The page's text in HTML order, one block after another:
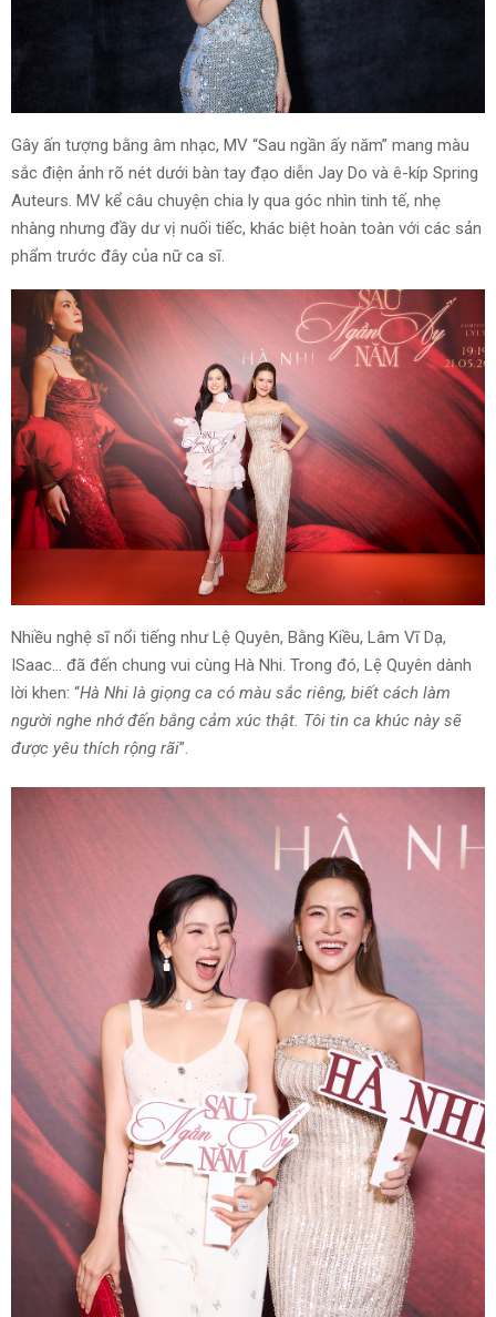
Gây ấn tượng bằng âm nhạc, MV “Sau ngần ấy năm” mang màu
sắc điện ảnh rõ nét dưới bàn tay đạo diễn Jay Do và ê-kíp Spring
Auteurs. MV kể câu chuyện chia ly qua góc nhìn tinh tế, nhẹ
nhàng nhưng đầy dư vị nuối tiếc, khác biệt hoàn toàn với các sản
phẩm trước đây của nữ ca sĩ.
Nhiều nghệ sĩ nổi tiếng như Lệ Quyên, Bằng Kiều, Lâm Vĩ Dạ,
ISaac… đã đến chung vui cùng Hà Nhi. Trong đó, Lệ Quyên dành
lời khen: “Hà Nhi là giọng ca có màu sắc riêng, biết cách làm
người nghe nhớ đến bằng cảm xúc thật. Tôi tin ca khúc này sẽ
được yêu thích rộng rãi”.